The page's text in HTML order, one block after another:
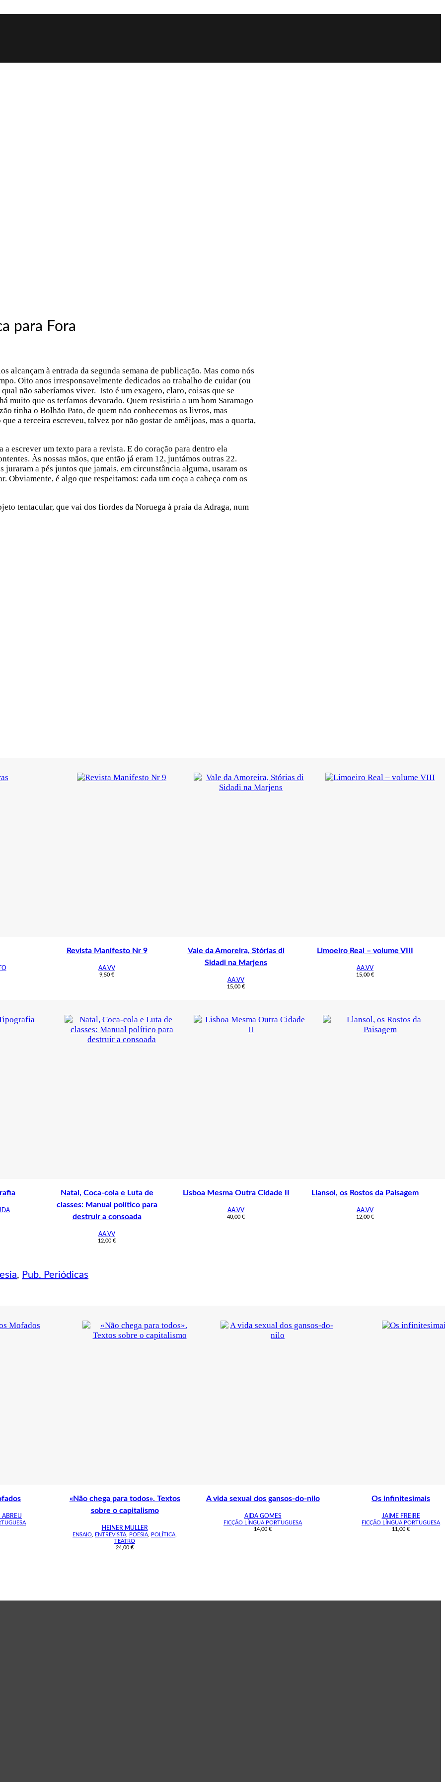
para Fora
alcançam à entrada da segunda semana de publicação. Mas como nós
Oito anos irresponsavelmente dedicados ao trabalho de cuidar (ou
não saberíamos viver. Isto é um exagero, claro, coisas que se
muito que os teríamos devorado. Quem resistiria a um bom Saramago
tinha o Bolhão Pato, de quem não conhecemos os livros, mas
a terceira escreveu, talvez por não gostar de amêijoas, mas a quarta,
escrever um texto para a revista. E do coração para dentro ela
Às nossas mãos, que então já eram 12, juntámos outras 22.
juraram a pés juntos que jamais, em circunstância alguma, usaram os
Obviamente, é algo que respeitamos: cada um coça a cabeça com os
tentacular, que vai dos fiordes da Noruega à praia da Adraga, num
Revista Manifesto Nr 9
AA.VV
9,50 €
Vale da Amoreira, Stórias di
Sidadi na Marjens
AA.VV
15,00 €
Limoeiro Real – volume VIII
AA.VV
15,00 €
Natal, Coca-cola e Luta de
classes: Manual político para
destruir a consoada
AA.VV
12,00 €
Lisboa Mesma Outra Cidade II
AA.VV
40,00 €
Llansol, os Rostos da Paisagem
AA.VV
12,00 €
, Pub. Periódicas
ABREU
«Não chega para todos». Textos
sobre o capitalismo
HEINER MULLER
ENSAIO ENTREVISTA POESIA POLÍTICA
TEATRO
24,00 €
A vida sexual dos gansos-do-nilo
AIDA GOMES
FICÇÃO LÍNGUA PORTUGUESA
14,00 €
Os infinitesimais
JAIME FREIRE
FICÇÃO LÍNGUA PORTUGUESA
11,00 €